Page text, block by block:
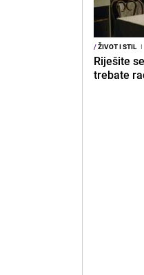
/ŽIVOT I STIL I
Riješite
trebate